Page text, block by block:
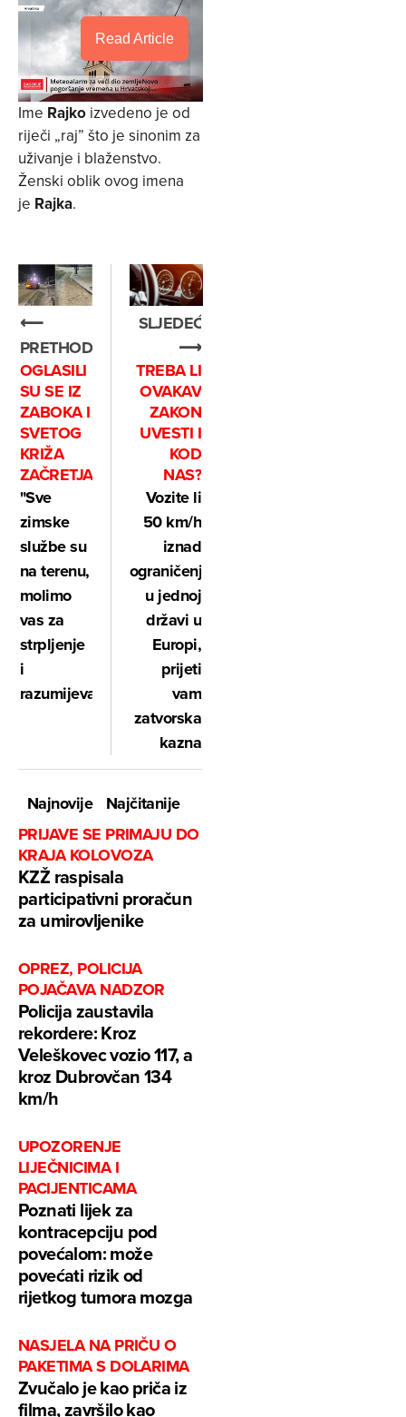
Read Article
Ime Rajko izvedeno je od
riječi „raj” što je sinonim za
uživanje i blaženstvo.
Ženski oblik ovog imena
je Rajka.
⟵
PRETHODNO
OGLASILI
SU SE IZ
ZABOKA I
SVETOG
KRIŽA
ZAČRETJA
"Sve
zimske
službe su
na terenu,
molimo
vas za
strpljenje
i
razumijevanje"
SLJEDEĆE
⟶
TREBA LI
OVAKAV
ZAKON
UVESTI I
KOD
NAS?
Vozite li
50 km/h
iznad
ograničenja
u jednoj
državi u
Europi,
prijeti
vam
zatvorska
kazna
Najnovije
Najčitanije
PRIJAVE SE PRIMAJU DO
KRAJA KOLOVOZA
KZŽ raspisala
participativni proračun
za umirovljenike
OPREZ, POLICIJA
POJAČAVA NADZOR
Policija zaustavila
rekordere: Kroz
Veleškovec vozio 117, a
kroz Dubrovčan 134
km/h
UPOZORENJE
LIJEČNICIMA I
PACIJENTICAMA
Poznati lijek za
kontracepciju pod
povećalom: može
povećati rizik od
rijetkog tumora mozga
NASJELA NA PRIČU O
PAKETIMA S DOLARIMA
Zvučalo je kao priča iz
filma, završilo kao